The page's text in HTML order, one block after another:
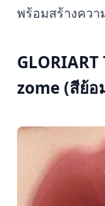
พร้อมสร้างคว
zome (สีย้อ